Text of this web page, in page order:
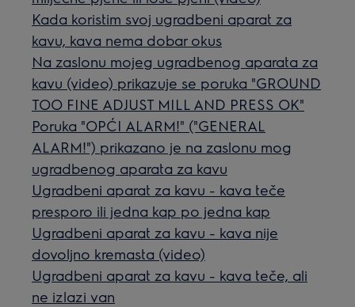
Kada koristim svoj ugradbeni aparat za
kavu, kava nema dobar okus
Na zaslonu mojeg ugradbenog aparata za
kavu (video) prikazuje se poruka "GROUND
TOO FINE ADJUST MILL AND PRESS OK"
Poruka "OPĆI ALARM!" ("GENERAL
ALARM!") prikazano je na zaslonu mog
ugradbenog aparata za kavu
Ugradbeni aparat za kavu - kava teče
presporo ili jedna kap po jedna kap
Ugradbeni aparat za kavu - kava nije
dovoljno kremasta (video)
Ugradbeni aparat za kavu - kava teče, ali
ne izlazi van